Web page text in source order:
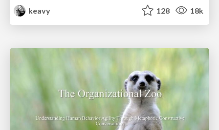
keavy
128 18k